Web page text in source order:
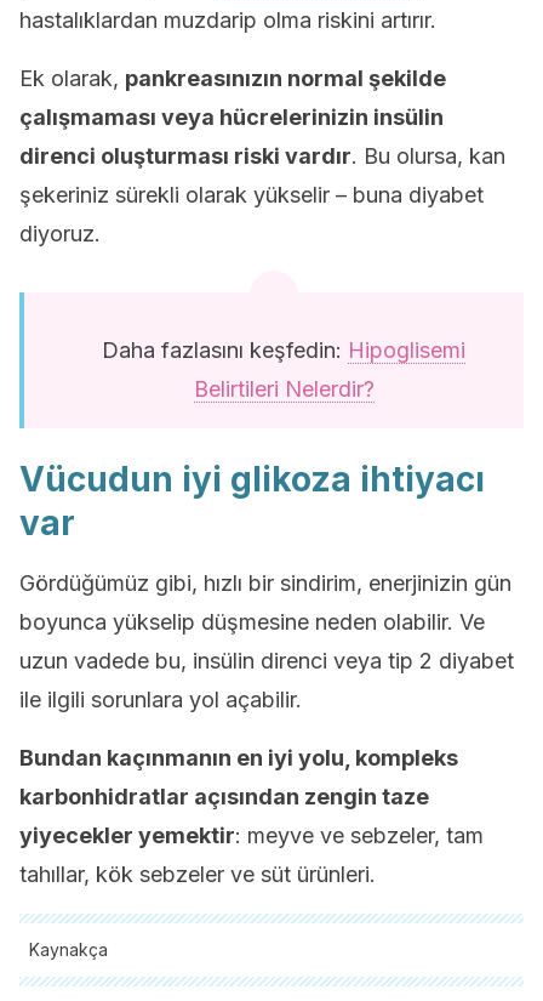
hastalıklardan muzdarip olma riskini artırır.
Ek olarak, pankreasınızın normal şekilde
çalışmaması veya hücrelerinizin insülin
direnci oluşturması riski vardır. Bu olursa, kan
şekeriniz sürekli olarak yükselir – buna diyabet
diyoruz.
Daha fazlasını keşfedin: Hipoglisemi
Belirtileri Nelerdir?
Vücudun iyi glikoza ihtiyacı
var
Gördüğümüz gibi, hızlı bir sindirim, enerjinizin gün
boyunca yükselip düşmesine neden olabilir. Ve
uzun vadede bu, insülin direnci veya tip 2 diyabet
ile ilgili sorunlara yol açabilir.
Bundan kaçınmanın en iyi yolu, kompleks
karbonhidratlar açısından zengin taze
yiyecekler yemektir: meyve ve sebzeler, tam
tahıllar, kök sebzeler ve süt ürünleri.
Kaynakça
Tüm alıntı yapılan kaynaklar, kalitelerini, güvenilirliklerini,